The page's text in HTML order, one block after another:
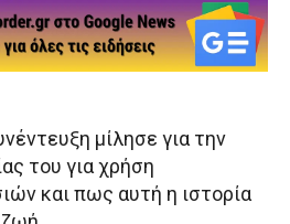
μίλησε για την
του για χρήση
και πως αυτή η ιστορία